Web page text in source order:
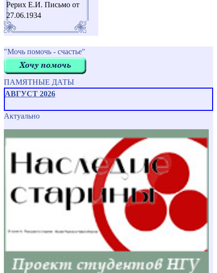
Рерих Е.И. Письмо от
27.06.1934
"Мочь помочь - счастье"
ПАМЯТНЫЕ ДАТЫ
АВГУСТ 2026
Актуально